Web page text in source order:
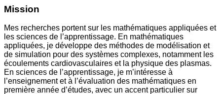
Mission
Mes recherches portent sur les mathématiques appliquées et
les sciences de l’apprentissage. En mathématiques
appliquées, je développe des méthodes de modélisation et
de simulation pour des systèmes complexes, notamment les
écoulements cardiovasculaires et la physique des plasmas.
En sciences de l’apprentissage, je m’intéresse à
l’enseignement et à l’évaluation des mathématiques en
première année d’études, avec un accent particulier sur